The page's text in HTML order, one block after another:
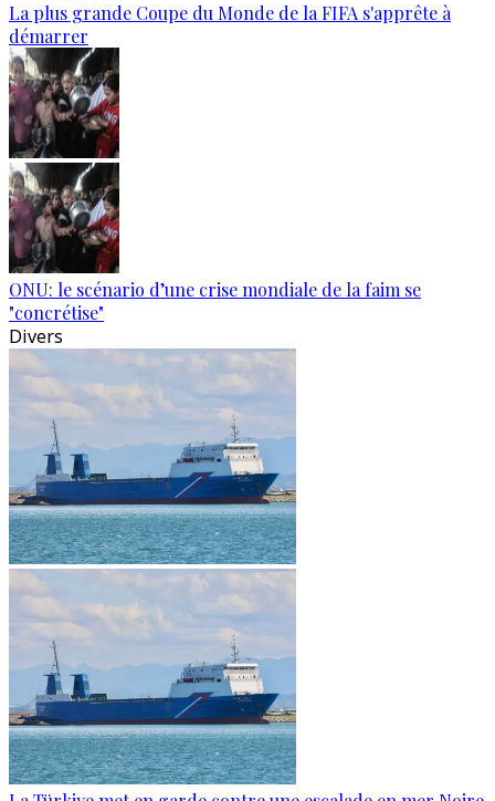
La plus grande Coupe du Monde de la FIFA s'apprête à
démarrer
ONU: le scénario d’une crise mondiale de la faim se
"concrétise"
Divers